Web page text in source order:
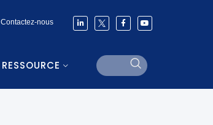
Contactez-nous
RESSOURCE